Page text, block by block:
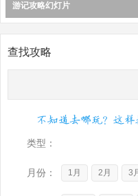
游记攻略幻灯片
查找攻略
类型：
月份： 1月 2月 3